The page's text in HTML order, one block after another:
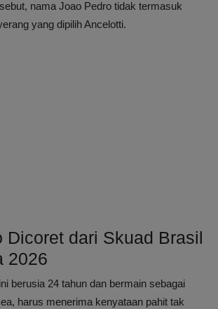
nama Joao Pedro tidak termasuk
yang dipilih Ancelotti.
Dicoret dari Skuad Brasil
2026
berusia 24 tahun dan bermain sebagai
harus menerima kenyataan pahit tak